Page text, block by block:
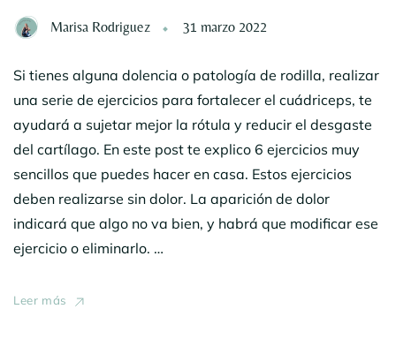
Marisa Rodriguez 31 marzo 2022
Si tienes alguna dolencia o patología de rodilla, realizar
una serie de ejercicios para fortalecer el cuádriceps, te
ayudará a sujetar mejor la rótula y reducir el desgaste
del cartílago. En este post te explico 6 ejercicios muy
sencillos que puedes hacer en casa. Estos ejercicios
deben realizarse sin dolor. La aparición de dolor
indicará que algo no va bien, y habrá que modificar ese
ejercicio o eliminarlo. …
Leer más